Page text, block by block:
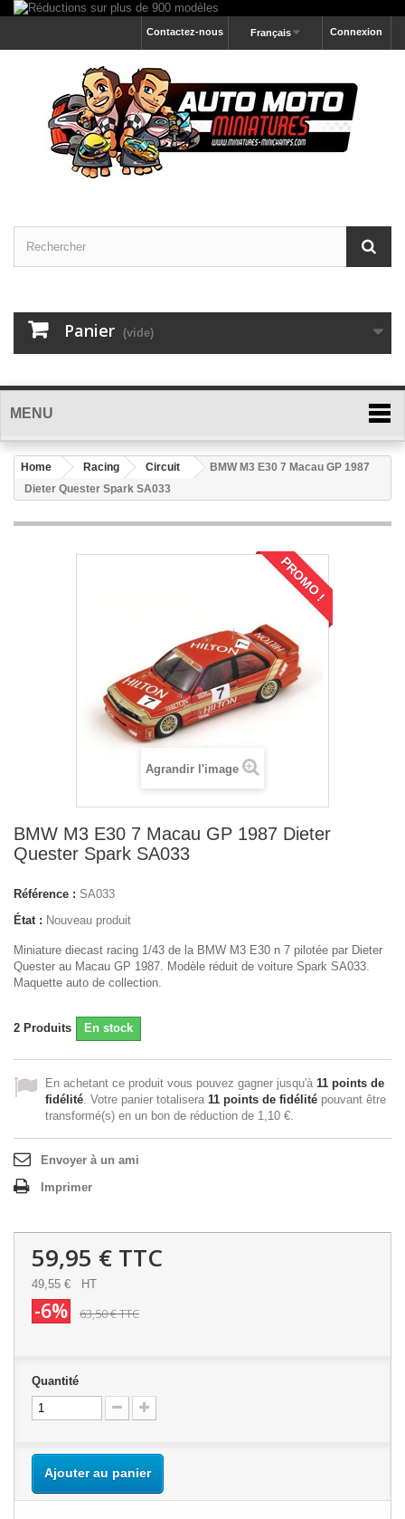
Connexion
Français
Contactez-nous
Panier (vide)
MENU
Home Racing Circuit
BMW M3 E30 7 Macau GP 1987
Dieter Quester Spark SA033
PROMO !
Agrandir l'image
BMW M3 E30 7 Macau GP 1987 Dieter
Quester Spark SA033
Référence : SA033
État : Nouveau produit
Miniature diecast racing 1/43 de la BMW M3 E30 n 7 pilotée par Dieter
Quester au Macau GP 1987. Modèle réduit de voiture Spark SA033.
Maquette auto de collection.
2 Produits En stock
En achetant ce produit vous pouvez gagner jusqu'à 11 points de
fidélité. Votre panier totalisera 11 points de fidélité pouvant être
transformé(s) en un bon de réduction de 1,10 €.
Envoyer à un ami
Imprimer
59,95 € TTC
49,55 € HT
-6% 63,50 €TTC
Quantité
Ajouter au panier